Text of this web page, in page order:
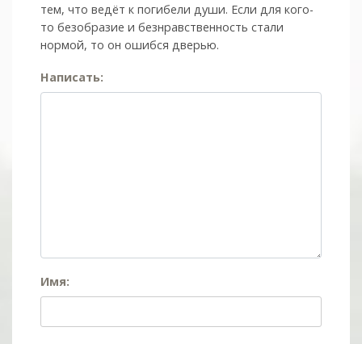
тем, что ведёт к погибели души. Если для кого-
то безобразие и безнравственность стали
нормой, то он ошибся дверью.
Написать:
Имя: